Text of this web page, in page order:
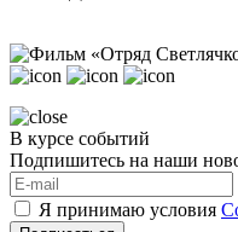
В курсе событий
Подпишитесь на наши
Я принимаю условия